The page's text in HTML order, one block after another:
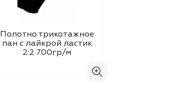
Полотно трикотажное
пан с лайкрой ластик
2:2 700гр/м